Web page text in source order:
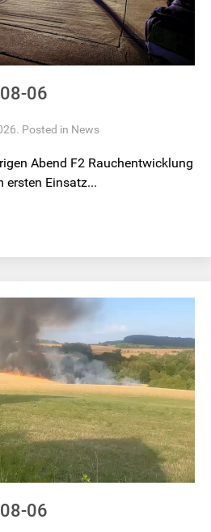
06
Posted in News
Abend F2 Rauchentwicklung
ersten Einsatz...
06